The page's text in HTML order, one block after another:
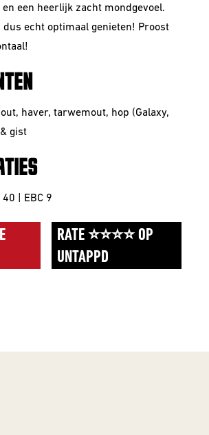
en een heerlijk zacht mondgevoel.
echt optimaal genieten! Proost
haver, tarwemout, hop (Galaxy,
gist
| EBC 9
RATE ⭐⭐⭐⭐ OP
UNTAPPD